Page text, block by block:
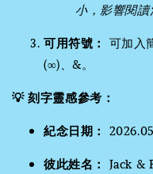
小，影響閱讀
可用符號： 可加入
(∞)、&。
💡 刻字靈感參考：
紀念日期：
彼此姓名： Jack &